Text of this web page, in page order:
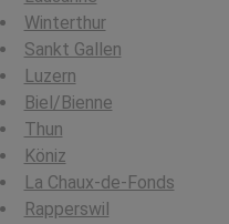
Winterthur
Sankt Gallen
Luzern
Biel/Bienne
Thun
Köniz
La Chaux-de-Fonds
Rapperswil